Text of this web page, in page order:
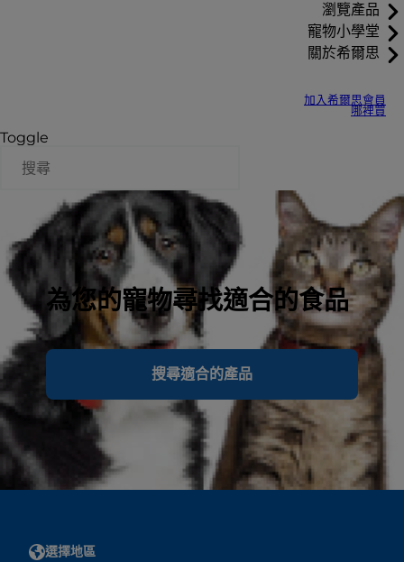
瀏覽產品
寵物小學堂
關於希爾思
加入希爾思會員
哪裡買
Toggle
為您的寵物尋找適合的食品
搜尋適合的產品
選擇地區